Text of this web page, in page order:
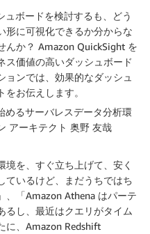
ュボードを検討するも、どう
形に可視化できるか分からな
んか？ Amazon QuickSight を
ス価値の高いダッシュボード
ョンでは、効果的なダッシュ
お伝えします。
るサーバレスデータ分析環
アーキテクト 奥野 友哉
境を、すぐ立ち上げて、安く
ているけど、まだうちではち
、「Amazon Athena はパーテ
るし、最近はクエリがタイム
に、Amazon Redshift